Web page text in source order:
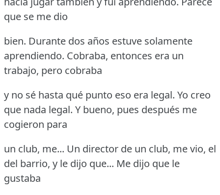
que se me dio
bien. Durante dos años estuve solamente
aprendiendo. Cobraba, entonces era un
trabajo, pero cobraba
y no sé hasta qué punto eso era legal. Yo creo
que nada legal. Y bueno, pues después me
cogieron para
un club, me... Un director de un club, me vio, el
del barrio, y le dijo que... Me dijo que le
gustaba